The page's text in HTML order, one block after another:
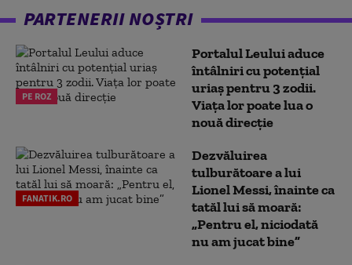
PARTENERII NOȘTRI
PE ROZ
Portalul Leului aduce
întâlniri cu potențial
uriaș pentru 3 zodii.
Viața lor poate lua o
nouă direcție
FANATIK.RO
Dezvăluirea
tulburătoare a lui
Lionel Messi, înainte ca
tatăl lui să moară:
„Pentru el, niciodată
nu am jucat bine”